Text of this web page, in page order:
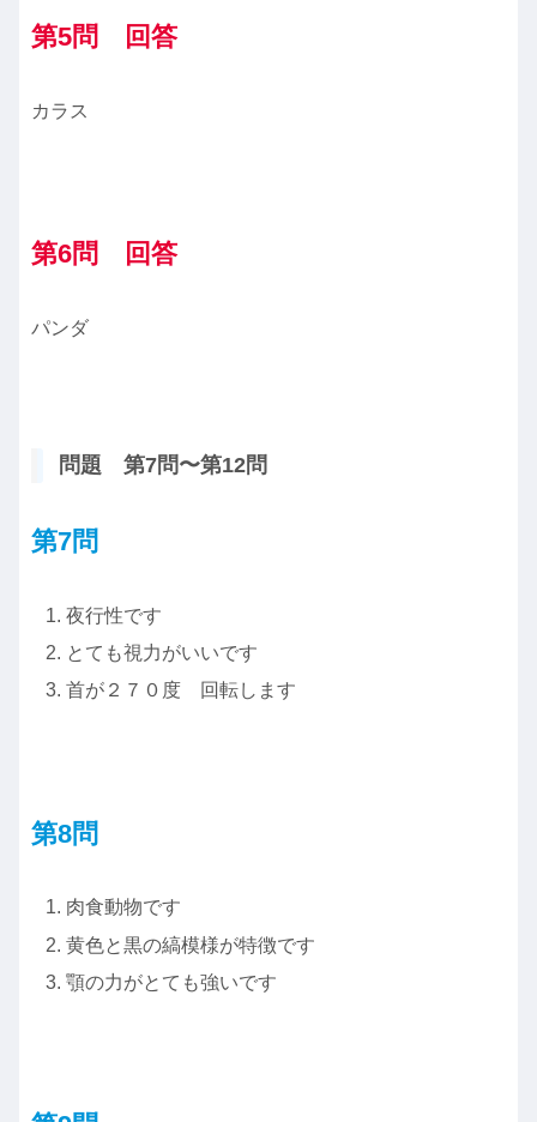
第5問 回答
カラス
第6問 回答
パンダ
問題 第7問〜第12問
第7問
夜行性です
とても視力がいいです
首が２７０度 回転します
第8問
肉食動物です
黄色と黒の縞模様が特徴です
顎の力がとても強いです